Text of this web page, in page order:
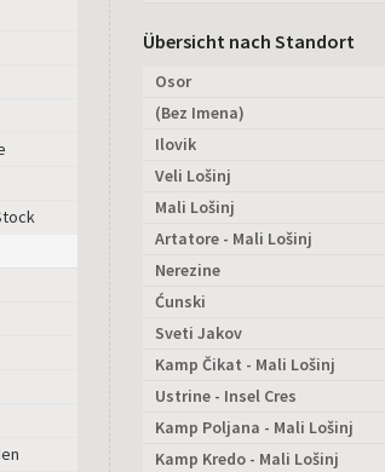
Übersicht nach Standort
Osor
(Bez Imena)
Ilovik
Veli Lošinj
Mali Lošinj
Artatore - Mali Lošinj
Nerezine
Ćunski
Sveti Jakov
Kamp Čikat - Mali Lošinj
Ustrine - Insel Cres
Kamp Poljana - Mali Lošinj
Kamp Kredo - Mali Lošinj